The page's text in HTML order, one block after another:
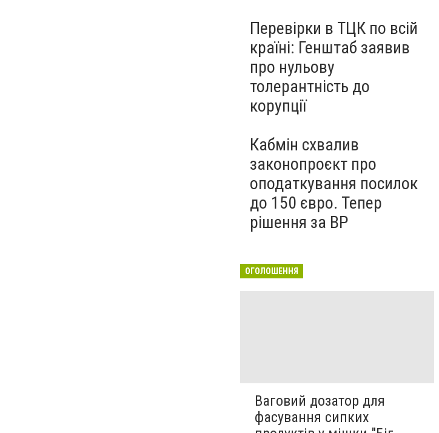
Перевірки в ТЦК по всій
країні: Генштаб заявив
про нульову
толерантність до
корупції
Кабмін схвалив
законопроєкт про
оподаткування посилок
до 150 євро. Тепер
рішення за ВР
ОГОЛОШЕННЯ
Ваговий дозатор для
фасування сипких